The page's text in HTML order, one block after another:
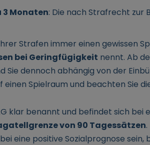
3 Monaten: Die nach Strafrecht zur
Strafen immer einen gewissen
bei Geringfügigkeit nennt. Ab
Sie dennoch abhängig von der
Spielraum und beachten Sie
klar benannt und befindet sich bei
von 90 Tagessätzen
eine positive Sozialprognose sein,